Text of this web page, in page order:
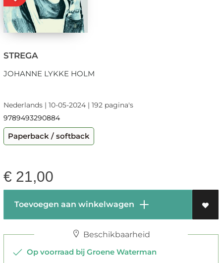
STREGA
JOHANNE LYKKE HOLM
Nederlands | 10-05-2024 | 192 pagina's
9789493290884
Paperback / softback
€ 21,00
Toevoegen aan winkelwagen
Beschikbaarheid
Op voorraad bij Groene Waterman